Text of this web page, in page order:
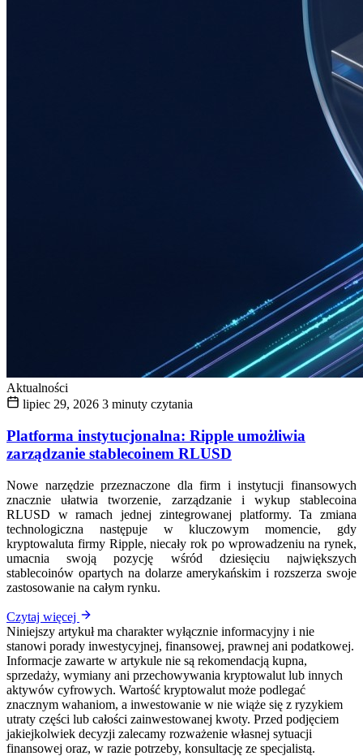
Aktualności
lipiec 29, 2026 3 minuty czytania
Platforma instytucjonalna: Ripple umożliwia
zarządzanie stablecoinem RLUSD
Nowe narzędzie przeznaczone dla firm i instytucji finansowych
znacznie ułatwia tworzenie, zarządzanie i wykup stablecoina
RLUSD w ramach jednej zintegrowanej platformy. Ta zmiana
technologiczna następuje w kluczowym momencie, gdy
kryptowaluta firmy Ripple, niecały rok po wprowadzeniu na rynek,
umacnia swoją pozycję wśród dziesięciu największych
stablecoinów opartych na dolarze amerykańskim i rozszerza swoje
zastosowanie na całym rynku.
Czytaj więcej
Niniejszy artykuł ma charakter wyłącznie informacyjny i nie
stanowi porady inwestycyjnej, finansowej, prawnej ani podatkowej.
Informacje zawarte w artykule nie są rekomendacją kupna,
sprzedaży, wymiany ani przechowywania kryptowalut lub innych
aktywów cyfrowych. Wartość kryptowalut może podlegać
znacznym wahaniom, a inwestowanie w nie wiąże się z ryzykiem
utraty części lub całości zainwestowanej kwoty. Przed podjęciem
jakiejkolwiek decyzji zalecamy rozważenie własnej sytuacji
finansowej oraz, w razie potrzeby, konsultację ze specjalistą.